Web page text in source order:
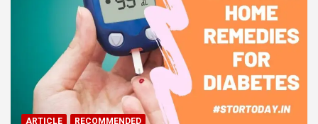
ARTICLE RECOMMENDED